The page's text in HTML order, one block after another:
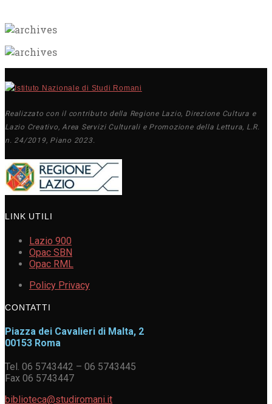
Realizzato con il contributo della Regione Lazio, Direzione Cultura e
Lazio Creativo, Area Servizi Culturali e Promozione della Lettura, L.R.
n. 24/2019, Piano 2023.
LINK UTILI
Lazio 900
Opac SBN
Opac RML
Policy Privacy
CONTATTI
Piazza dei Cavalieri di Malta, 2
00153 Roma
Tel. 06 5743442 – 06 5743445
Fax 06 5743447
biblioteca@studiromani.it